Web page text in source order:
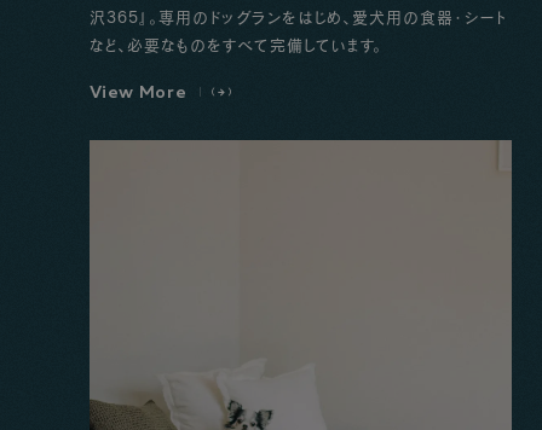
沢365』。専用のドッグランをはじめ、愛犬用の食器・シート
など、必要なものをすべて完備しています。
View More